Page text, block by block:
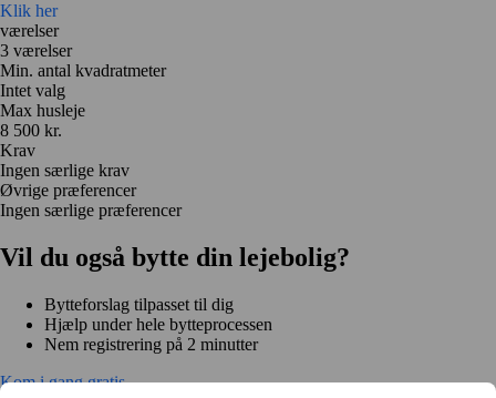
Klik her
værelser
3 værelser
Min. antal kvadratmeter
Intet valg
Max husleje
8 500 kr.
Krav
Ingen særlige krav
Øvrige præferencer
Ingen særlige præferencer
Vil du også bytte din lejebolig?
Bytteforslag tilpasset til dig
Hjælp under hele bytteprocessen
Nem registrering på 2 minutter
Kom i gang gratis